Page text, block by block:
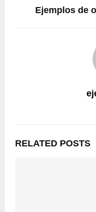
Ejemplos de
RELATED POSTS